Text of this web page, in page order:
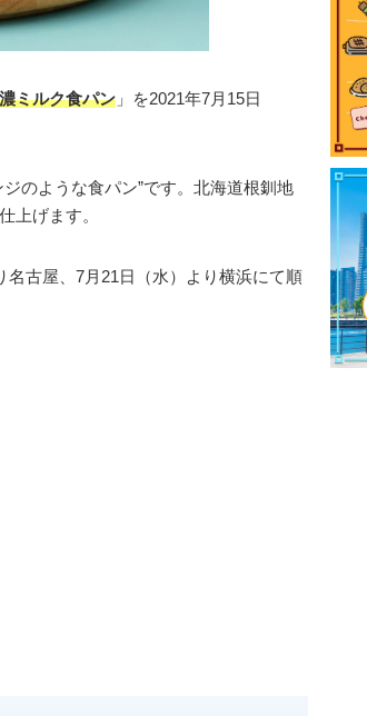
ミルク食パン 」を2021年7月15日
のような食パン”です。北海道根釧地
上げます。
古屋、7月21日（水）より横浜にて順